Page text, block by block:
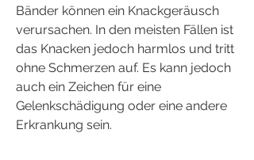
Bänder können ein Knackgeräusch
verursachen. In den meisten Fällen ist
das Knacken jedoch harmlos und tritt
ohne Schmerzen auf. Es kann jedoch
auch ein Zeichen für eine
Gelenkschädigung oder eine andere
Erkrankung sein.